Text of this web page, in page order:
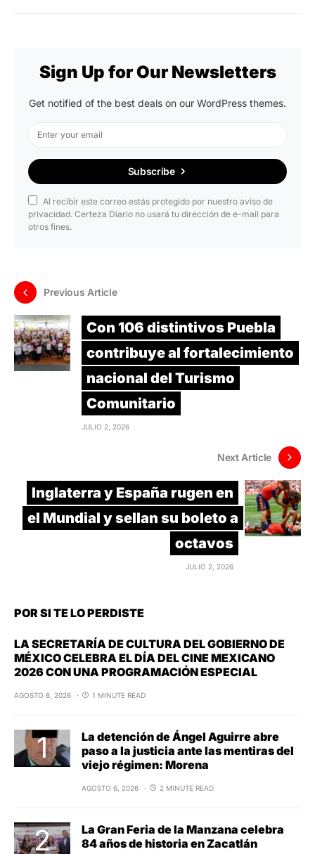
Sign Up for Our Newsletters
Get notified of the best deals on our WordPress themes.
Subscribe
Al recibir este correo estás protegido por nuestro aviso de
privacidad. Certeza Diario no usará tu dirección de e-mail para
otros fines.
Previous Article
Con 106 distintivos Puebla
contribuye al fortalecimiento
nacional del Turismo
Comunitario
JULIO 2, 2026
Next Article
Inglaterra y España rugen en
el Mundial y sellan su boleto a
octavos
JULIO 2, 2026
POR SI TE LO PERDISTE
LA SECRETARÍA DE CULTURA DEL GOBIERNO DE
MÉXICO CELEBRA EL DÍA DEL CINE MEXICANO
2026 CON UNA PROGRAMACIÓN ESPECIAL
AGOSTO 6, 2026 1 MINUTE READ
La detención de Ángel Aguirre abre
paso a la justicia ante las mentiras del
viejo régimen: Morena
AGOSTO 6, 2026 2 MINUTE READ
La Gran Feria de la Manzana celebra
84 años de historia en Zacatlán